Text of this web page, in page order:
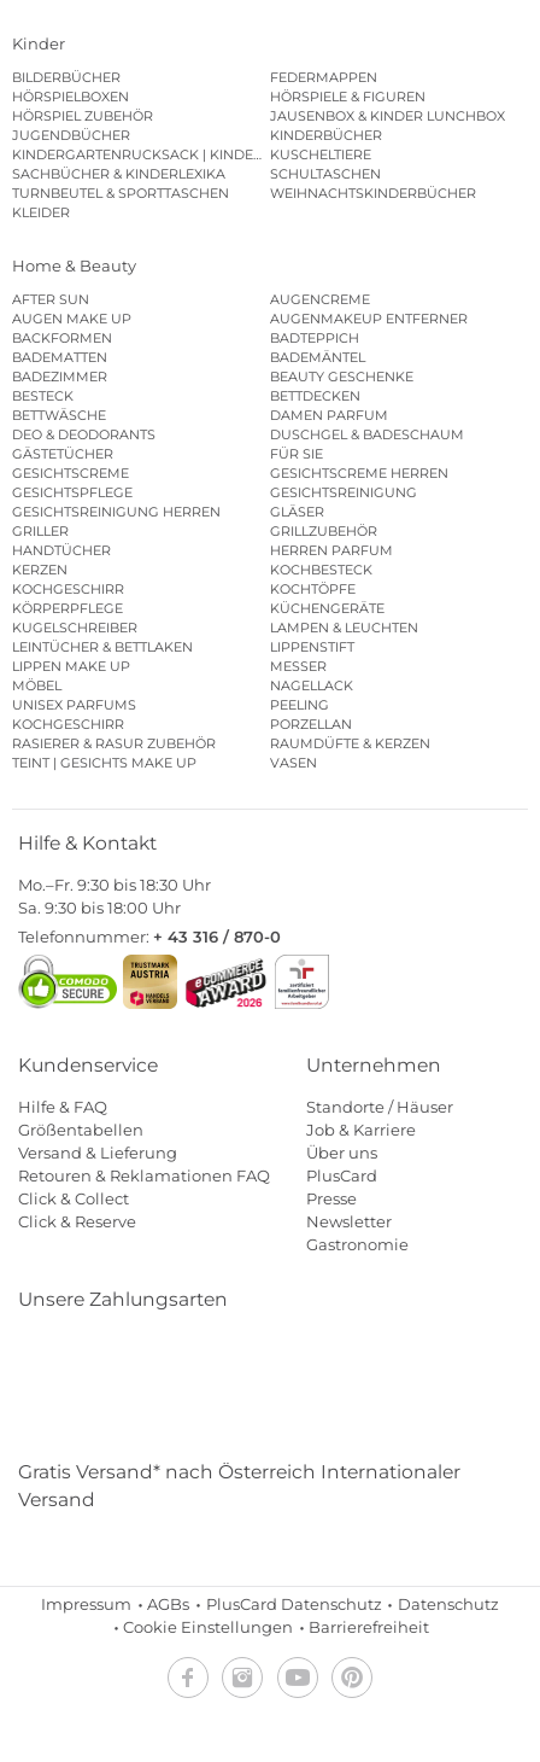
Kinder
BILDERBÜCHER
FEDERMAPPEN
HÖRSPIELBOXEN
HÖRSPIELE & FIGUREN
HÖRSPIEL ZUBEHÖR
JAUSENBOX & KINDER LUNCHBOX
JUGENDBÜCHER
KINDERBÜCHER
KINDERGARTENRUCKSACK | KINDERGARTENBEUTEL
KUSCHELTIERE
SACHBÜCHER & KINDERLEXIKA
SCHULTASCHEN
TURNBEUTEL & SPORTTASCHEN
WEIHNACHTSKINDERBÜCHER
KLEIDER
Home & Beauty
AFTER SUN
AUGENCREME
AUGEN MAKE UP
AUGENMAKEUP ENTFERNER
BACKFORMEN
BADTEPPICH
BADEMATTEN
BADEMÄNTEL
BADEZIMMER
BEAUTY GESCHENKE
BESTECK
BETTDECKEN
BETTWÄSCHE
DAMEN PARFUM
DEO & DEODORANTS
DUSCHGEL & BADESCHAUM
GÄSTETÜCHER
FÜR SIE
GESICHTSCREME
GESICHTSCREME HERREN
GESICHTSPFLEGE
GESICHTSREINIGUNG
GESICHTSREINIGUNG HERREN
GLÄSER
GRILLER
GRILLZUBEHÖR
HANDTÜCHER
HERREN PARFUM
KERZEN
KOCHBESTECK
KOCHGESCHIRR
KOCHTÖPFE
KÖRPERPFLEGE
KÜCHENGERÄTE
KUGELSCHREIBER
LAMPEN & LEUCHTEN
LEINTÜCHER & BETTLAKEN
LIPPENSTIFT
LIPPEN MAKE UP
MESSER
MÖBEL
NAGELLACK
UNISEX PARFUMS
PEELING
KOCHGESCHIRR
PORZELLAN
RASIERER & RASUR ZUBEHÖR
RAUMDÜFTE & KERZEN
TEINT | GESICHTS MAKE UP
VASEN
Hilfe & Kontakt
Mo.–Fr. 9:30 bis 18:30 Uhr
Sa. 9:30 bis 18:00 Uhr
Telefonnummer: + 43 316 / 870-0
Kundenservice
Hilfe & FAQ
Größentabellen
Versand & Lieferung
Retouren & Reklamationen FAQ
Click & Collect
Click & Reserve
Unternehmen
Standorte / Häuser
Job & Karriere
Über uns
PlusCard
Presse
Newsletter
Gastronomie
Unsere Zahlungsarten
Gratis Versand* nach Österreich Internationaler
Versand
Impressum AGBs PlusCard Datenschutz
Datenschutz
Cookie Einstellungen
Barrierefreiheit